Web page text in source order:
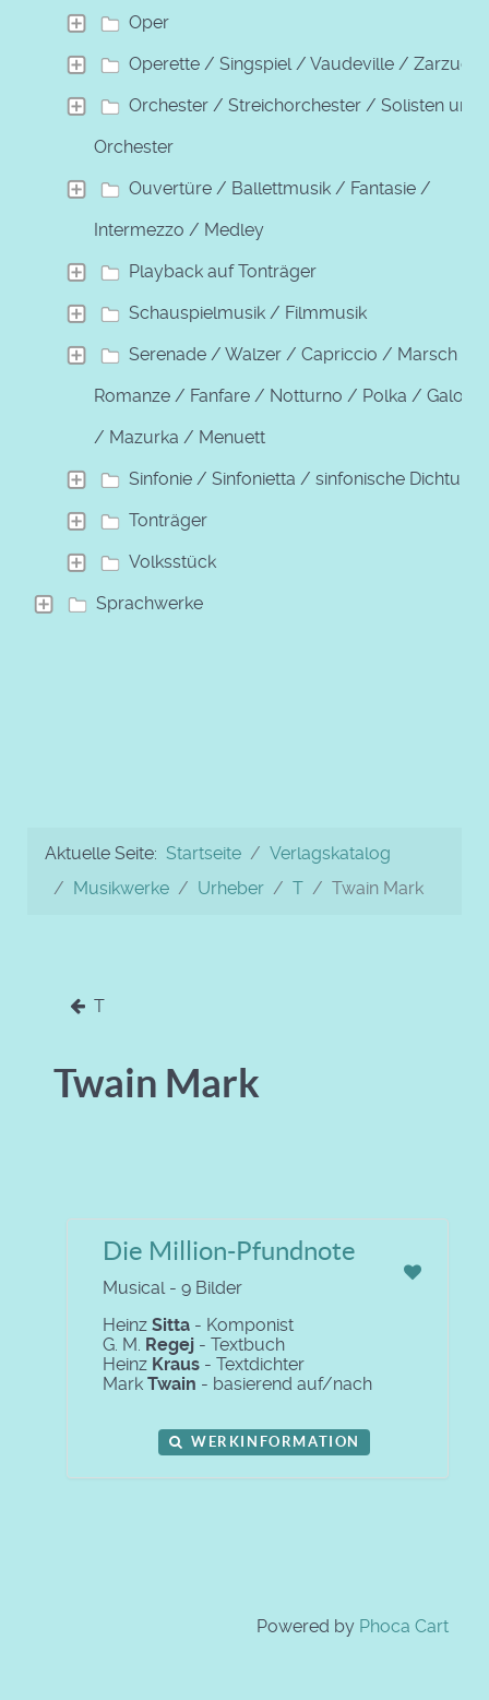
Oper
Operette / Singspiel / Vaudeville / Zarzuela
Orchester / Streichorchester / Solisten und
Orchester
Ouvertüre / Ballettmusik / Fantasie /
Intermezzo / Medley
Playback auf Tonträger
Schauspielmusik / Filmmusik
Serenade / Walzer / Capriccio / Marsch /
Romanze / Fanfare / Notturno / Polka / Galopp
/ Mazurka / Menuett
Sinfonie / Sinfonietta / sinfonische Dichtung
Tonträger
Volksstück
Sprachwerke
Aktuelle Seite: Startseite
Verlagskatalog
Musikwerke
Urheber T Twain Mark
T
Twain Mark
Die Million-Pfundnote
Musical - 9 Bilder
Heinz Sitta - Komponist
G. M. Regej - Textbuch
Heinz Kraus - Textdichter
Mark Twain - basierend auf/nach
WERKINFORMATION
Powered by Phoca Cart